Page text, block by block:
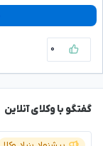
۰
گفتگو با وکلای آنلاین